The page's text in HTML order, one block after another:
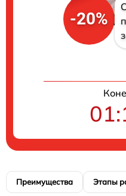
-20%
Преимущества Этапы